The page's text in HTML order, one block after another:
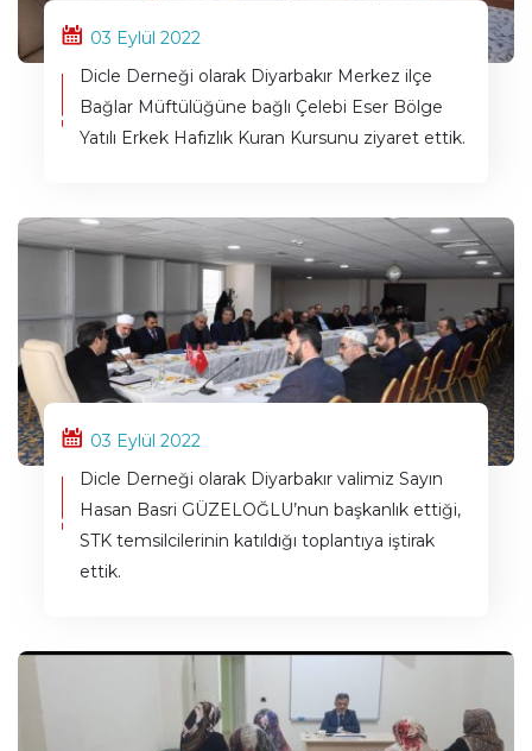
03 Eylül 2022
Dicle Derneği olarak Diyarbakır Merkez ilçe
Bağlar Müftülüğüne bağlı Çelebi Eser Bölge
Yatılı Erkek Hafızlık Kuran Kursunu ziyaret ettik.
03 Eylül 2022
Dicle Derneği olarak Diyarbakır valimiz Sayın
Hasan Basri GÜZELOĞLU’nun başkanlık ettiği,
STK temsilcilerinin katıldığı toplantıya iştirak
ettik.